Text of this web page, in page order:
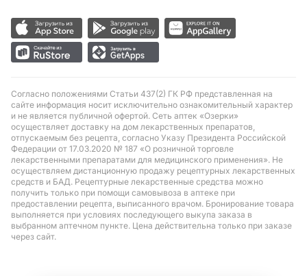
Согласно положениями Статьи 437(2) ГК РФ представленная на
сайте информация носит исключительно ознакомительный характер
и не является публичной офертой. Сеть аптек «Озерки»
осуществляет доставку на дом лекарственных препаратов,
отпускаемым без рецепта, согласно Указу Президента Российской
Федерации от 17.03.2020 № 187 «О розничной торговле
лекарственными препаратами для медицинского применения». Не
осуществляем дистанционную продажу рецептурных лекарственных
средств и БАД. Рецептурные лекарственные средства можно
получить только при помощи самовывоза в аптеке при
предоставлении рецепта, выписанного врачом. Бронирование товара
выполняется при условиях последующего выкупа заказа в
выбранном аптечном пункте. Цена действительна только при заказе
через сайт.